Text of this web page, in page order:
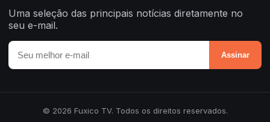
Uma seleção das principais notícias diretamente no
seu e-mail.
Assinar
© 2026 Fuxico TV. Todos os direitos reservados.